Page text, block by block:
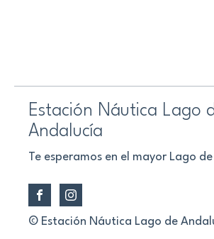
Estación Náutica Lago
Andalucía
Te esperamos en el mayor Lago
© Estación Náutica Lago de